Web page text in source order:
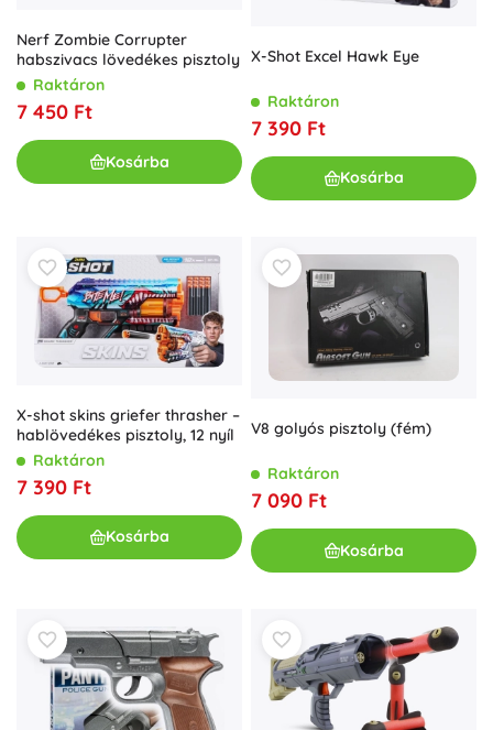
Nerf Zombie Corrupter
habszivacs lövedékes pisztoly
Raktáron
7 450 Ft
Kosárba
X-Shot Excel Hawk Eye
Raktáron
7 390 Ft
Kosárba
X-shot skins griefer thrasher –
hablövedékes pisztoly, 12 nyíl
Raktáron
7 390 Ft
Kosárba
V8 golyós pisztoly (fém)
Raktáron
7 090 Ft
Kosárba